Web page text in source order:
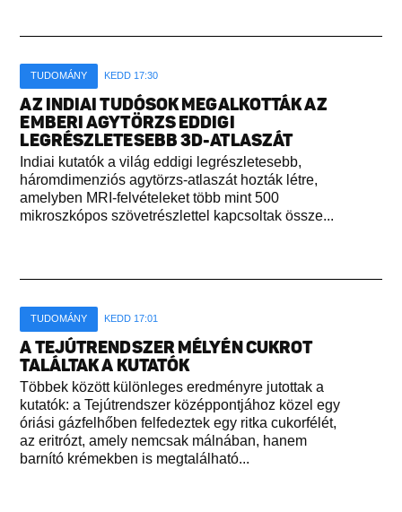
TUDOMÁNY KEDD 17:30
AZ INDIAI TUDÓSOK MEGALKOTTÁK AZ
EMBERI AGYTÖRZS EDDIGI
LEGRÉSZLETESEBB 3D-ATLASZÁT
Indiai kutatók a világ eddigi legrészletesebb,
háromdimenziós agytörzs-atlaszát hozták létre,
amelyben MRI-felvételeket több mint 500
mikroszkópos szövetrészlettel kapcsoltak össze...
TUDOMÁNY KEDD 17:01
A TEJÚTRENDSZER MÉLYÉN CUKROT
TALÁLTAK A KUTATÓK
Többek között különleges eredményre jutottak a
kutatók: a Tejútrendszer középpontjához közel egy
óriási gázfelhőben felfedeztek egy ritka cukorfélét,
az eritrózt, amely nemcsak málnában, hanem
barnító krémekben is megtalálható...